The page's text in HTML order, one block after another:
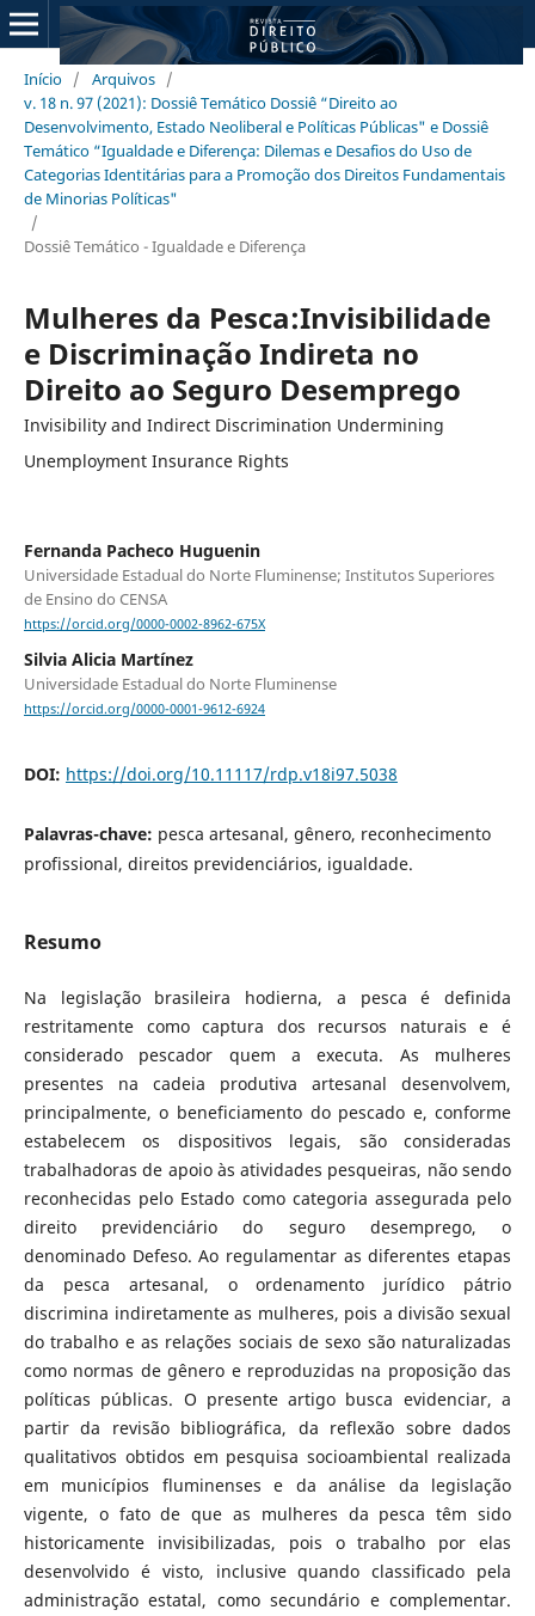
Início / Arquivos /
v. 18 n. 97 (2021): Dossiê Temático Dossiê “Direito ao
Desenvolvimento, Estado Neoliberal e Políticas Públicas" e Dossiê
Temático “Igualdade e Diferença: Dilemas e Desafios do Uso de
Categorias Identitárias para a Promoção dos Direitos Fundamentais
de Minorias Políticas"
/
Dossiê Temático - Igualdade e Diferença
Mulheres da Pesca:Invisibilidade
e Discriminação Indireta no
Direito ao Seguro Desemprego
Invisibility and Indirect Discrimination Undermining
Unemployment Insurance Rights
Fernanda Pacheco Huguenin
Universidade Estadual do Norte Fluminense; Institutos Superiores
de Ensino do CENSA
https://orcid.org/0000-0002-8962-675X
Silvia Alicia Martínez
Universidade Estadual do Norte Fluminense
https://orcid.org/0000-0001-9612-6924
DOI: https://doi.org/10.11117/rdp.v18i97.5038
Palavras-chave: pesca artesanal, gênero, reconhecimento
profissional, direitos previdenciários, igualdade.
Resumo
Na legislação brasileira hodierna, a pesca é definida
restritamente como captura dos recursos naturais e é
considerado pescador quem a executa. As mulheres
presentes na cadeia produtiva artesanal desenvolvem,
principalmente, o beneficiamento do pescado e, conforme
estabelecem os dispositivos legais, são consideradas
trabalhadoras de apoio às atividades pesqueiras, não sendo
reconhecidas pelo Estado como categoria assegurada pelo
direito previdenciário do seguro desemprego, o
denominado Defeso. Ao regulamentar as diferentes etapas
da pesca artesanal, o ordenamento jurídico pátrio
discrimina indiretamente as mulheres, pois a divisão sexual
do trabalho e as relações sociais de sexo são naturalizadas
como normas de gênero e reproduzidas na proposição das
políticas públicas. O presente artigo busca evidenciar, a
partir da revisão bibliográfica, da reflexão sobre dados
qualitativos obtidos em pesquisa socioambiental realizada
em municípios fluminenses e da análise da legislação
vigente, o fato de que as mulheres da pesca têm sido
historicamente invisibilizadas, pois o trabalho por elas
desenvolvido é visto, inclusive quando classificado pela
administração estatal, como secundário e complementar.